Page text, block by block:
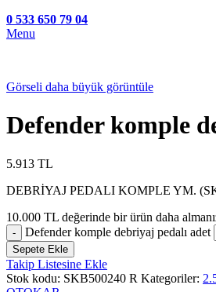
0 533 650 79 04
Menu
Görseli daha büyük görüntüle
Defender komple
5.913 TL
DEBRİYAJ PEDALI KOMPLE YM.
10.000 TL değerinde bir ürün daha
Defender komple debriyaj pedalı adet
Sepete Ekle
Takip Listesine Ekle
Stok kodu: SKB500240 R Kategoriler: